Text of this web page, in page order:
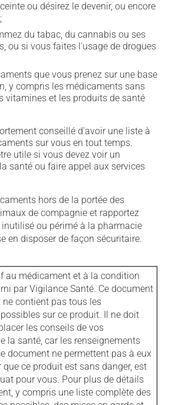
ou désirez le devenir, ou encore
du tabac, du cannabis ou ses
ou si vous faites l'usage de drogues
que vous prenez sur une base
y compris les médicaments sans
vitamines et les produits de santé
conseillé d'avoir une liste à
sur vous en tout temps.
utile si vous devez voir un
santé ou faire appel aux services
hors de la portée des
de compagnie et rapportez
ou périmé à la pharmacie
en disposer de façon sécuritaire.
au médicament et à la condition
par Vigilance Santé. Ce document
ne contient pas tous les
sur ce produit. Il ne doit
les conseils de vos
la santé, car les renseignements
document ne permettent pas à eux
ce produit est sans danger, est
pour vous. Pour plus de détails
y compris une liste complète des